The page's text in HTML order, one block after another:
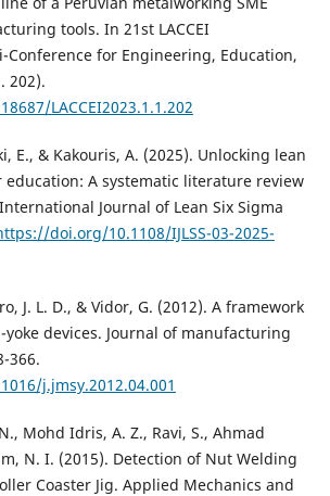
tools. In 21st LACCEI
for Engineering, Education,
202).
LACCEI2023.1.1.202
E., & Kakouris, A. (2025). Unlocking lean
A systematic literature review
Journal of Lean Six Sigma
doi.org/10.1108/IJLSS-03-2025-
J. L. D., & Vidor, G. (2012). A framework
yoke devices. Journal of manufacturing
366.
j.jmsy.2012.04.001
Mohd Idris, A. Z., Ravi, S., Ahmad
N. I. (2015). Detection of Nut Welding
Coaster Jig. Applied Mechanics and